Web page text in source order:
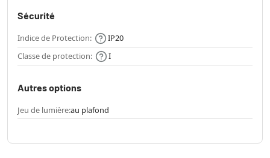
Sécurité
Indice de Protection:
IP20
Classe de protection:
I
Autres options
Jeu de lumière:au plafond